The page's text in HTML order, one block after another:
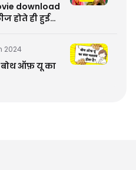
download
होते ही हुई
2024
बोथ ऑफ़ यू का